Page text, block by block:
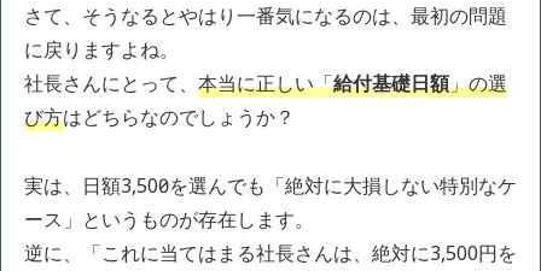
さて、そうなるとやはり一番気になるのは、最初の問題
に戻りますよね。
社長さんにとって、 本当に正しい「給付基礎日額」の選
び方はどちらなのでしょうか？
実は、日額3,500円を選んでも「絶対に大損しない特別なケ
ース」というものが存在します。
逆に、「これに当てはまる社長さんは、絶対に3,500円を